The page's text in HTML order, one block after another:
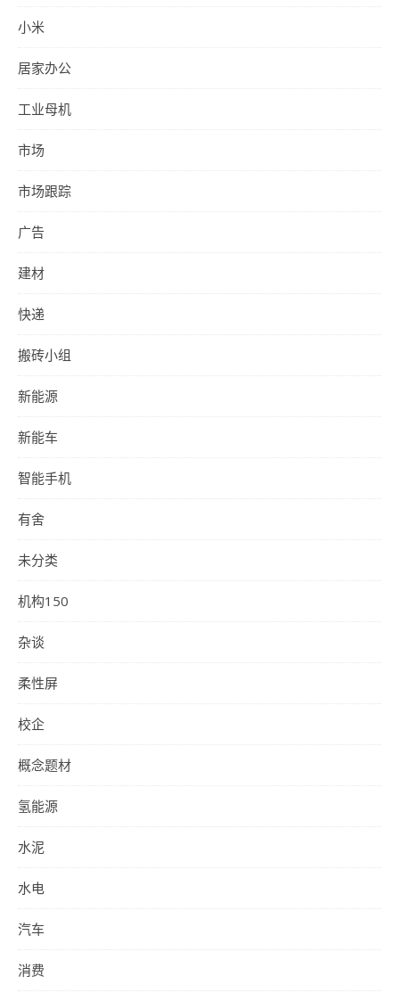
小米
居家办公
工业母机
市场
市场跟踪
广告
建材
快递
搬砖小组
新能源
新能车
智能手机
有舍
未分类
机构150
杂谈
柔性屏
校企
概念题材
氢能源
水泥
水电
汽车
消费